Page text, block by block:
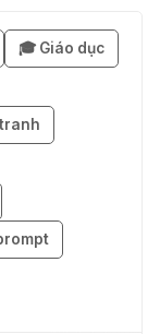
Plus
12 tháng
🎓 Giáo dục